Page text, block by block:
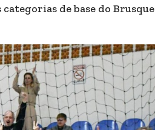
de base do Brusque